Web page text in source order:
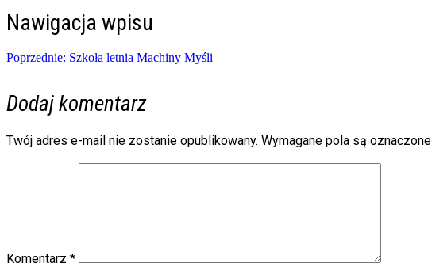
Nawigacja wpisu
Poprzednie: Szkoła letnia Machiny Myśli
Dodaj komentarz
Twój adres e-mail nie zostanie opublikowany. Wymagane pola są oznaczone
Komentarz *